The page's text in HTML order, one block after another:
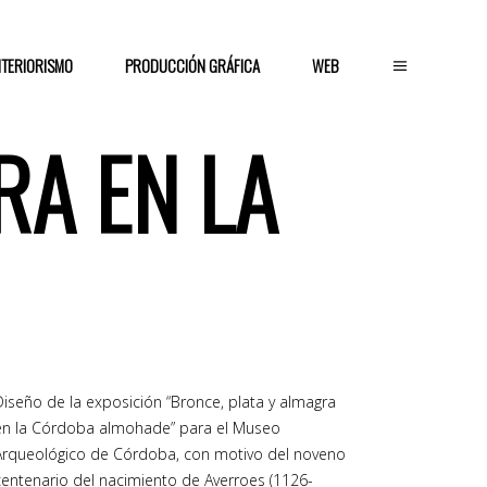
PRODUCCIÓN GRÁFICA WEB
EN LA
de la exposición “Bronce, plata y almagra
la Córdoba almohade” para el Museo
de Córdoba, con motivo del noveno
del nacimiento de Averroes (1126-